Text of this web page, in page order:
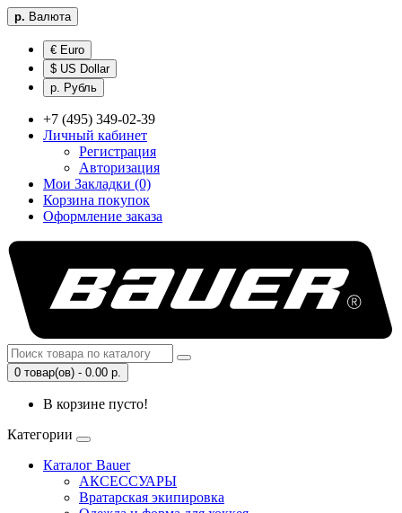
р. Валюта
€ Euro
$ US Dollar
р. Рубль
+7 (495) 349-02-39
Личный кабинет
Регистрация
Авторизация
Мои Закладки (0)
Корзина покупок
Оформление заказа
0 товар(ов) - 0.00 р.
В корзине пусто!
Категории
Каталог Bauer
АКСЕССУАРЫ
Вратарская экипировка